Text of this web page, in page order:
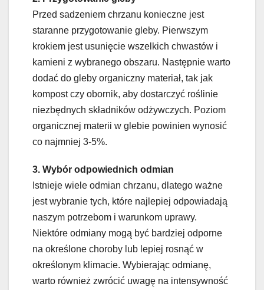
Przed sadzeniem chrzanu konieczne jest
staranne przygotowanie gleby. Pierwszym
krokiem jest usunięcie wszelkich chwastów i
kamieni z wybranego obszaru. Następnie warto
dodać do gleby organiczny materiał, tak jak
kompost czy obornik, aby dostarczyć roślinie
niezbędnych składników odżywczych. Poziom
organicznej materii w glebie powinien wynosić
co najmniej 3-5%.
3. Wybór odpowiednich odmian
Istnieje wiele odmian chrzanu, dlatego ważne
jest wybranie tych, które najlepiej odpowiadają
naszym potrzebom i warunkom uprawy.
Niektóre odmiany mogą być bardziej odporne
na określone choroby lub lepiej rosnąć w
określonym klimacie. Wybierając odmianę,
warto również zwrócić uwagę na intensywność